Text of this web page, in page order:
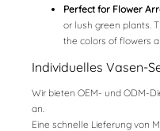
Perfect for Flower
or lush green plants.
the colors of flowers
Individuelles Vasen-
Wir bieten OEM- und ODM-
an.
Eine schnelle Lieferung von